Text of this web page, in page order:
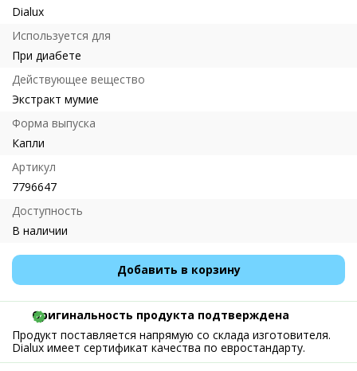
Dialux
Используется для
При диабете
Действующее вещество
Экстракт мумие
Форма выпуска
Капли
Артикул
7796647
Доступность
В наличии
Добавить в корзину
Оригинальность продукта подтверждена
Продукт поставляется напрямую со склада изготовителя.
Dialux имеет сертификат качества по евростандарту.